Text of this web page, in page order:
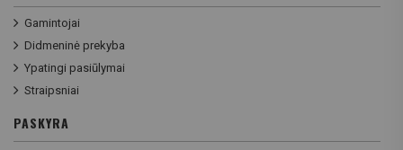
Gamintojai
Didmeninė prekyba
Ypatingi pasiūlymai
Straipsniai
PASKYRA